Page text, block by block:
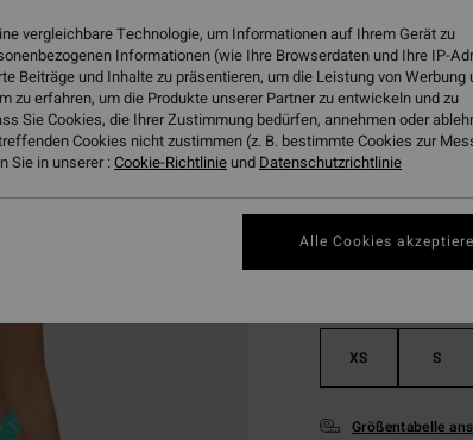
€ 20,98
SALE
DOPPELTER RABATT
FarbeGreen Tropics
XS S
Größentabelle
vergleichbare Technologie, um Informationen auf Ihrem Gerät zu
Informationen (wie Ihre Browserdaten und Ihre IP-
Beiträge und Inhalte zu präsentieren, um die Leistung von Werbung
zu erfahren, um die Produkte unserer Partner zu entwickeln und zu
Sie Cookies, die Ihrer Zustimmung bedürfen, annehmen oder
Cookies nicht zustimmen (z. B. bestimmte Cookies zur
Sie in unserer :Cookie-Richtlinie und Datenschutzrichtlinie
Alle Cookies